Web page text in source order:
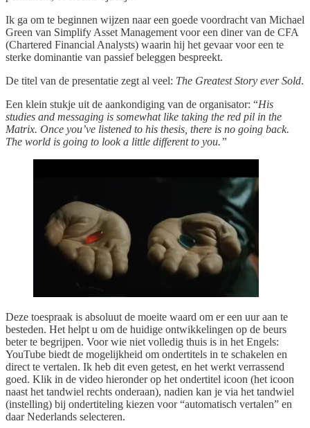
Ik ga om te beginnen wijzen naar een goede voordracht van Michael
Green van Simplify Asset Management voor een diner van de CFA
(Chartered Financial Analysts) waarin hij het gevaar voor een te
sterke dominantie van passief beleggen bespreekt.
De titel van de presentatie zegt al veel: The Greatest Story ever Sold.
Een klein stukje uit de aankondiging van de organisator: “His
studies and messaging is somewhat like taking the red pil in the
Matrix. Once you’ve listened to his thesis, there is no going back.
The world is going to look a little different to you.”
Deze toespraak is absoluut de moeite waard om er een uur aan te
besteden. Het helpt u om de huidige ontwikkelingen op de beurs
beter te begrijpen. Voor wie niet volledig thuis is in het Engels:
YouTube biedt de mogelijkheid om ondertitels in te schakelen en
direct te vertalen. Ik heb dit even getest, en het werkt verrassend
goed. Klik in de video hieronder op het ondertitel icoon (het icoon
naast het tandwiel rechts onderaan), nadien kan je via het tandwiel
(instelling) bij ondertiteling kiezen voor “automatisch vertalen” en
daar Nederlands selecteren.